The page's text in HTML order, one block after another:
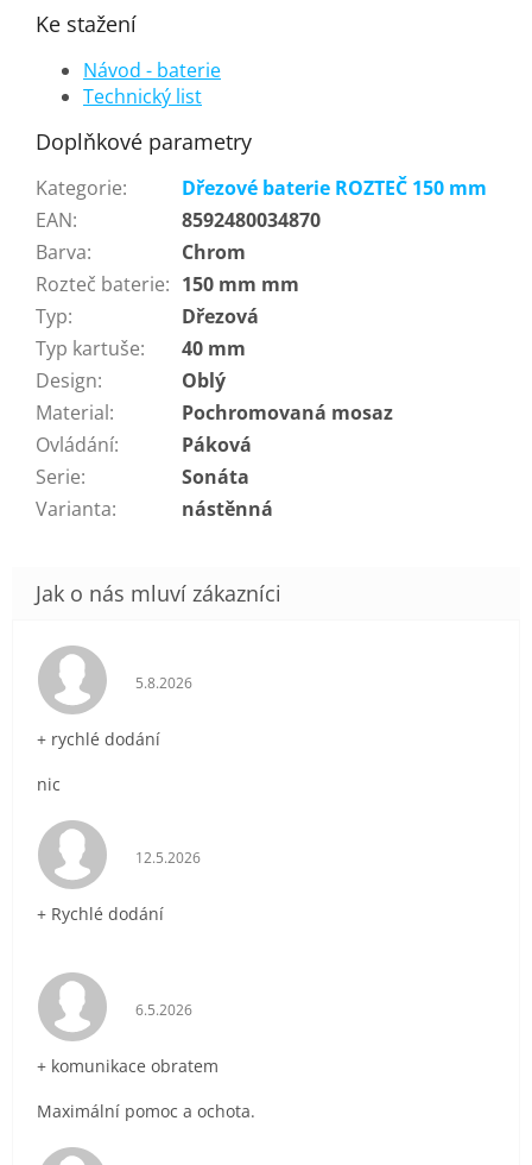
Ke stažení
Návod - baterie
Technický list
Doplňkové parametry
Kategorie:
Dřezové baterie ROZTEČ 150 mm
EAN:
8592480034870
Barva:
Chrom
Rozteč baterie: 150 mm mm
Typ:
Dřezová
Typ kartuše:
40 mm
Design:
Oblý
Material:
Pochromovaná mosaz
Ovládání:
Páková
Serie:
Sonáta
Varianta: nástěnná
Hodnocení obchodu je 5 z 5 hvězdiček.
5.8.2026
+ rychlé dodání
nic
Hodnocení obchodu je 5 z 5 hvězdiček.
12.5.2026
+ Rychlé dodání
Hodnocení obchodu je 5 z 5 hvězdiček.
6.5.2026
+ komunikace obratem
Maximální pomoc a ochota.